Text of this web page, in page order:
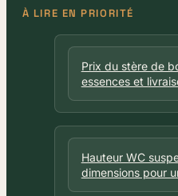
À LIRE EN PRIORITÉ
Prix du stère de
essences et
Hauteur WC
dimensions pour